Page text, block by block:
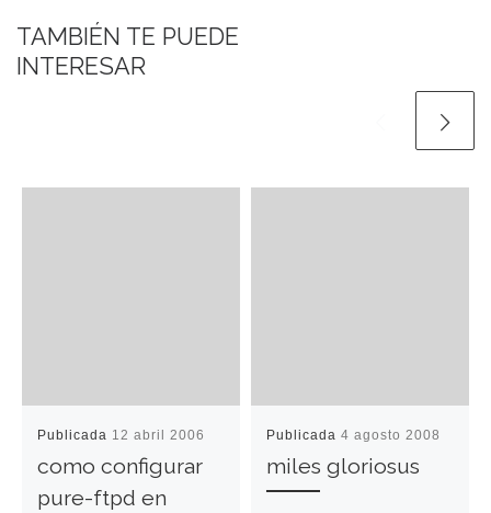
TAMBIÉN TE PUEDE
INTERESAR
Publicada 12 abril 2006
como configurar
pure-ftpd en
Publicada4 agosto 2008
miles gloriosus